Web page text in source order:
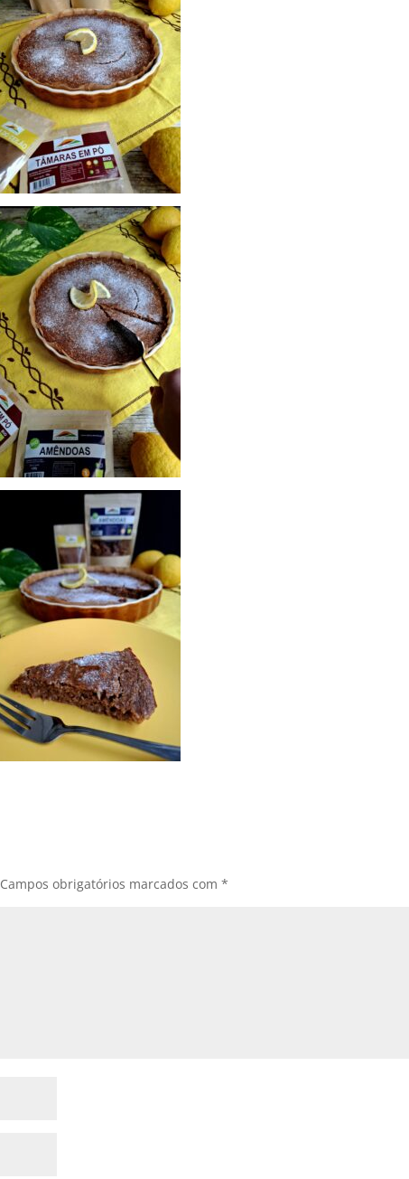
Campos obrigatórios marcados com*